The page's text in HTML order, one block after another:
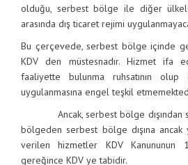
olduğu, serbest bölge ile diğer
arasında dış ticaret rejimi
Bu çerçevede, serbest bölge içinde
KDV den müstesnadır. Hizmet ifa
faaliyette bulunma ruhsatının olup
uygulanmasına engel teşkil
Ancak, serbest bölge dışından
bölgeden serbest bölge dışına
verilen hizmetler KDV
gereğince KDV ye tabidir.